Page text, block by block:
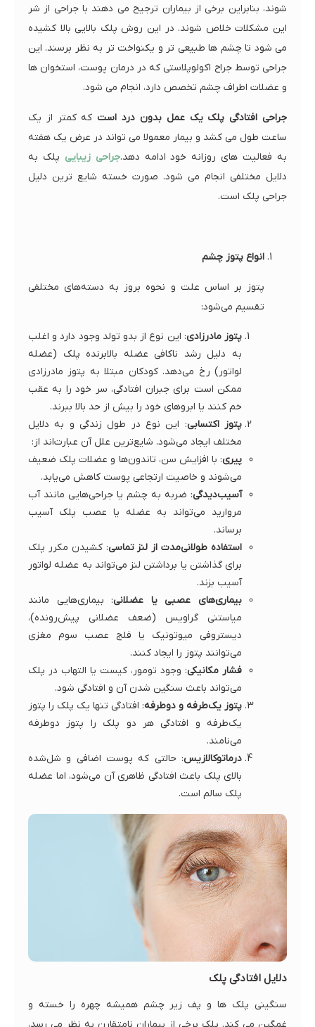
شوند، بنابراین برخی از بیماران ترجیح می دهند با جراحی از شر
این مشکلات خلاص شوند. در این روش پلک بالایی بالا کشیده
می شود تا چشم ها طبیعی تر و یکنواخت تر به نظر برسند. این
جراحی توسط جراح اکولوپلاستی که در درمان پوست، استخوان ها
و عضلات اطراف چشم تخصص دارد، انجام می شود.
جراحی افتادگی پلک یک عمل بدون درد است که کمتر از یک
ساعت طول می کشد و بیمار معمولا می تواند در عرض یک هفته
به فعالیت های روزانه خود ادامه دهد.جراحی زیبایی پلک به
دلایل مختلفی انجام می شود. صورت خسته شایع ترین دلیل
جراحی پلک است.
انواع پتوز چشم
پتوز بر اساس علت و نحوه بروز به دسته‌های مختلفی
تقسیم می‌شود:
پتوز مادرزادی: این نوع از بدو تولد وجود دارد و اغلب
به دلیل رشد ناکافی عضله بالابرنده پلک (عضله
لواتور) رخ می‌دهد. کودکان مبتلا به پتوز مادرزادی
ممکن است برای جبران افتادگی، سر خود را به عقب
خم کنند یا ابروهای خود را بیش از حد بالا ببرند.
پتوز اکتسابی: این نوع در طول زندگی و به دلایل
مختلف ایجاد می‌شود. شایع‌ترین علل آن عبارت‌اند از:
پیری: با افزایش سن، تاندون‌ها و عضلات پلک ضعیف
می‌شوند و خاصیت ارتجاعی پوست کاهش می‌یابد.
آسیب‌دیدگی: ضربه به چشم یا جراحی‌هایی مانند آب
مروارید می‌تواند به عضله یا عصب پلک آسیب
برساند.
استفاده طولانی‌مدت از لنز تماسی: کشیدن مکرر پلک
برای گذاشتن یا برداشتن لنز می‌تواند به عضله لواتور
آسیب بزند.
بیماری‌های عصبی یا عضلانی: بیماری‌هایی مانند
میاستنی گراویس (ضعف عضلانی پیش‌رونده)،
دیستروفی میوتونیک یا فلج عصب سوم مغزی
می‌توانند پتوز را ایجاد کنند.
فشار مکانیکی: وجود تومور، کیست یا التهاب در پلک
می‌تواند باعث سنگین شدن آن و افتادگی شود.
پتوز یک‌طرفه و دوطرفه: افتادگی تنها یک پلک را پتوز
یک‌طرفه و افتادگی هر دو پلک را پتوز دوطرفه
می‌نامند.
درماتوکالازیس: حالتی که پوست اضافی و شل‌شده
بالای پلک باعث افتادگی ظاهری آن می‌شود، اما عضله
پلک سالم است.
دلایل افتادگی پلک
سنگینی پلک ها و پف زیر چشم همیشه چهره را خسته و